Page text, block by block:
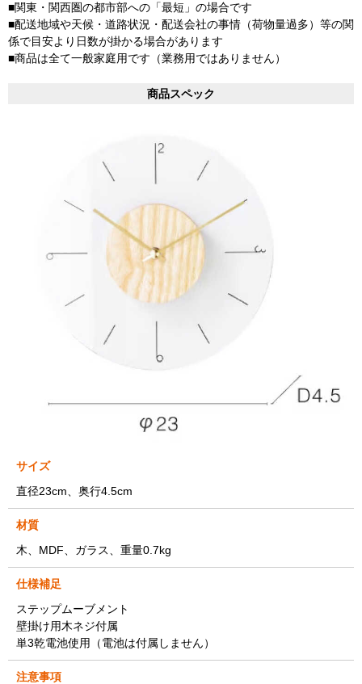
■関東・関西圏の都市部への「最短」の場合です
■配送地域や天候・道路状況・配送会社の事情（荷物量過多）等の関
係で目安より日数が掛かる場合があります
■商品は全て一般家庭用です（業務用ではありません）
商品スペック
サイズ
直径23cm、奥行4.5cm
材質
木、MDF、ガラス、重量0.7kg
仕様補足
ステップムーブメント
壁掛け用木ネジ付属
単3乾電池使用（電池は付属しません）
注意事項